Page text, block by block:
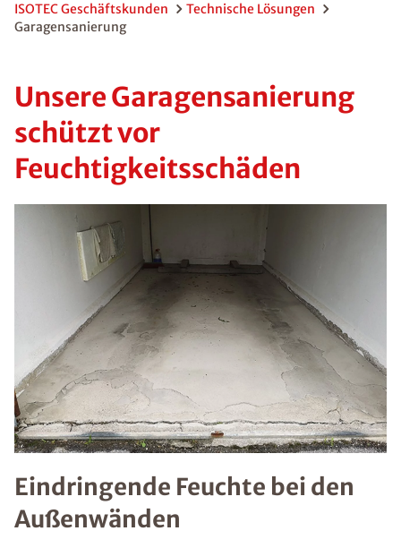
ISOTEC Geschäftskunden
Technische Lösungen
Garagensanierung
Unsere Garagensanierung
schützt vor
Feuchtigkeitsschäden
Eindringende Feuchte bei den
Außenwänden